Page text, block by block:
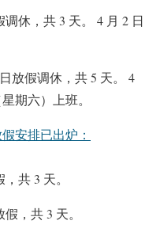
休，共 3 天。 4 月 2 日
放假调休，共 5 天。 4
期六）上班。
安排已出炉：
共 3 天。
，共 3 天。